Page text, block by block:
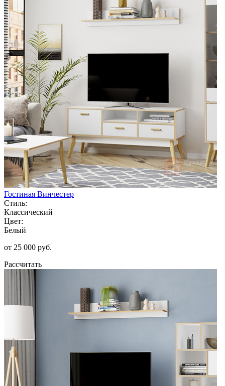
Гостиная Винчестер
Стиль:
Классический
Цвет:
Белый
от 25 000 руб.
Рассчитать